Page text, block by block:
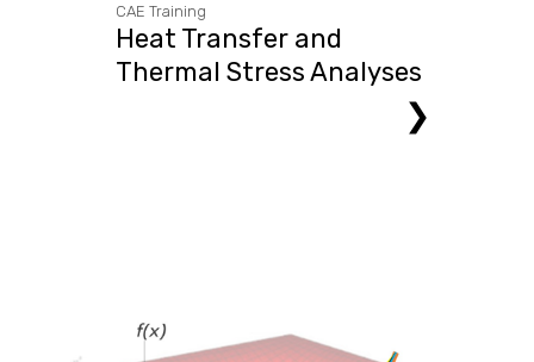
CAE Training
Heat Transfer and
Thermal Stress Analyses
❯